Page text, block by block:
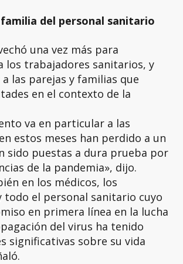
del personal sanitario
una vez más para
los trabajadores sanitarios, y
las parejas y familias que
en el contexto de la
va en particular a las
estos meses han perdido a un
sido puestas a dura prueba por
de la pandemia», dijo.
en los médicos, los
todo el personal sanitario cuyo
en primera línea en la lucha
del virus ha tenido
significativas sobre su vida